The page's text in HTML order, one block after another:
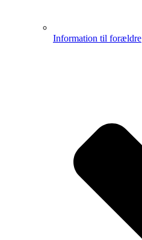
Information til forældre